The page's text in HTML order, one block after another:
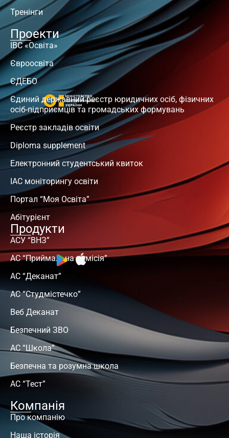
Тренінги
Проекти
ІВС «Освіта»
Євроосвіта
ЄДЕБО
Єдиний державний реєстр юридичних осіб, фізичних
осіб-підприємців та громадських формувань
Реєстр закладів освіти
Diploma supplement
Електронний студентський квиток
ІАС моніторингу освіти
Портал “Моя Освіта”
Абітурієнт
Продукти
АСУ “ВНЗ”
АС “Приймальна комісія”
АС “Деканат”
АС “Студмістечко”
Веб Деканат
Безпечний ЗВО
АС “Школа”
Безпечна та розумна школа
АС “Тест”
Компанія
Про компанію
Наша історія